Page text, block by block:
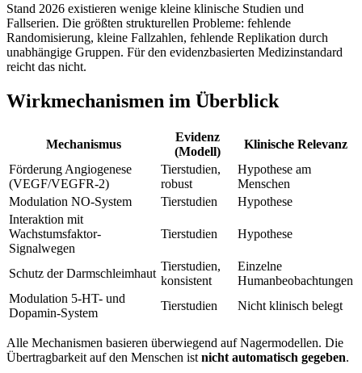
Stand 2026 existieren wenige kleine klinische Studien und
Fallserien. Die größten strukturellen Probleme: fehlende
Randomisierung, kleine Fallzahlen, fehlende Replikation durch
unabhängige Gruppen. Für den evidenzbasierten Medizinstandard
reicht das nicht.
Wirkmechanismen im Überblick
Mechanismus
Evidenz
(Modell)
Klinische Relevanz
Förderung Angiogenese
(VEGF/VEGFR-2)
Tierstudien,
robust
Hypothese am
Menschen
Modulation NO-System
Tierstudien
Hypothese
Interaktion mit
Wachstumsfaktor-
Signalwegen
Tierstudien Hypothese
Schutz der Darmschleimhaut
Tierstudien,
konsistent
Einzelne
Humanbeobachtungen
Modulation 5-HT- und
Dopamin-System
Tierstudien Nicht klinisch belegt
Alle Mechanismen basieren überwiegend auf Nagermodellen. Die
Übertragbarkeit auf den Menschen istnicht automatisch gegeben.